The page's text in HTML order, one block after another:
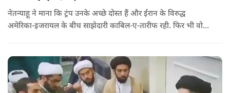
नेतन्याहू ने माना कि ट्रंप उनके अच्छे दोस्त हैं और ईरान के विरुद्ध
अमेरिका-इजरायल के बीच साझेदारी काबिल-ए-तारीफ रही. फिर भी वो